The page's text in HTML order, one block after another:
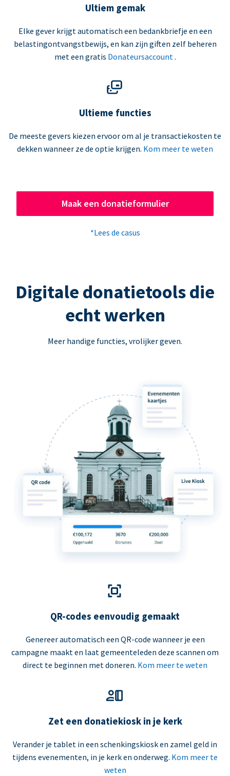
Ultiem gemak
Elke gever krijgt automatisch een bedankbriefje en een
belastingontvangstbewijs, en kan zijn giften zelf beheren
met een gratis Donateursaccount.
Ultieme functies
De meeste gevers kiezen ervoor om al je transactiekosten te
dekken wanneer ze de optie krijgen. Kom meer te weten
Maak een donatieformulier
*Lees de casus
Digitale donatietools die
echt werken
Meer handige functies, vrolijker geven.
QR-codes eenvoudig gemaakt
Genereer automatisch een QR-code wanneer je een
campagne maakt en laat gemeenteleden deze scannen om
direct te beginnen met doneren. Kom meer te weten
Zet een donatiekiosk in je kerk
Verander je tablet in een schenkingskiosk en zamel geld in
tijdens evenementen, in je kerk en onderweg. Kom meer te
weten